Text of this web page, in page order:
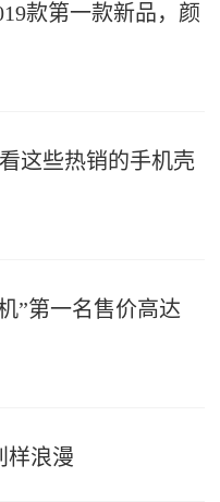
款第一款新品，颜
这些热销的手机壳
”第一名售价高达
样浪漫